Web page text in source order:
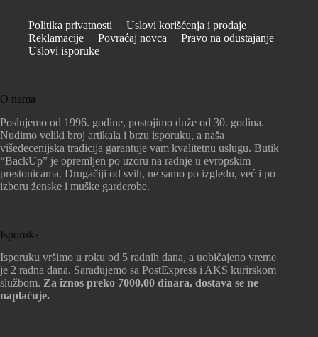
Politika privatnosti
Uslovi korišćenja i prodaje
Reklamacije
Povraćaj novca
Pravo na odustajanje
Uslovi isporuke
O nama
Poslujemo od 1996. godine, postojimo duže od 30. godina.
Nudimo veliki broj artikala i brzu isporuku, a naša
višedecenijska tradicija garantuje vam kvalitetnu uslugu. Butik
“BackUp” je opremljen po uzoru na radnje u evropskim
prestonicama. Drugačiji od svih, ne samo po izgledu, već i po
izboru ženske i muške garderobe.
Isporuka
Isporuku vršimo u roku od 5 radnih dana, a uobičajeno vreme
je 2 radna dana. Sarađujemo sa PostExpress i AKS kurirskom
službom. Za iznos preko 7000,00 dinara, dostava se ne
naplaćuje.